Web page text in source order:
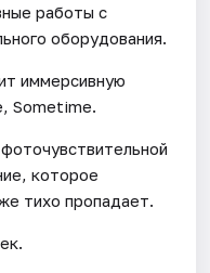
работы с
оборудования.
иммерсивную
Sometime.
которое
тихо пропадает.